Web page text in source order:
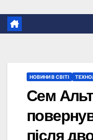
НОВИНИ В СВІТІ
Сем
після